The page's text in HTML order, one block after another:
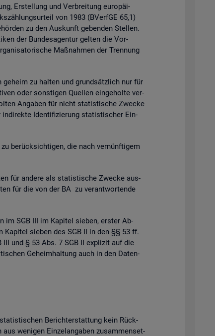
Er­stel­lung und Ver­brei­tung eu­ro­päi­
von 1983 (BVerf­GE 65,1)
zu den Aus­kunft ge­ben­den Stel­len.
der Bun­des­agen­tur gel­ten die Vor­
Maß­nah­men der Tren­nung
zu hal­ten und grund­sätz­lich nur für
oder sons­ti­gen Quel­len ein­ge­hol­te ver­
An­ga­ben für nicht sta­tis­ti­sche Zwe­cke
in­di­rek­te Iden­ti­fi­zie­rung sta­tis­ti­scher Ein­
be­rück­sich­ti­gen, die nach ver­nünf­ti­gem
für an­de­re als sta­tis­ti­sche Zwe­cke aus­
für die von der BA zu ver­ant­wor­ten­de
im SGB III im Ka­pi­tel sie­ben, ers­ter Ab­
sie­ben des SGB II in den §§ 53 ff.
und § 53 Abs. 7 SGB II ex­pli­zit auf die
Ge­heim­hal­tung auch in den Da­ten­
Be­richt­erstat­tung kein Rück­
we­ni­gen Ein­zel­an­ga­ben zu­sam­men­set­